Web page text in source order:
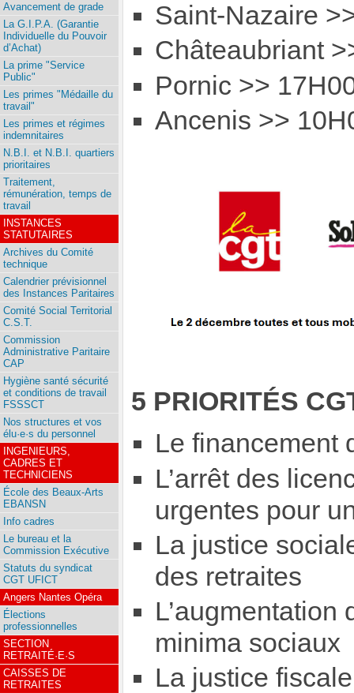
Saint-Nazaire
Châteaubriant
Pornic >>
Ancenis >>
5 PRIORITÉS
Le financement
L’arrêt des
urgentes pour
La justice
des retraites
minima sociaux
La justice fiscale
Avancement de grade
La G.I.P.A. (Garantie
Individuelle du Pouvoir
d’Achat)
La prime "Service
Public"
Les primes "Médaille du
travail"
Les primes et régimes
indemnitaires
N.B.I. et N.B.I. quartiers
prioritaires
Traitement,
rémunération, temps de
travail
INSTANCES
STATUTAIRES
Archives du Comité
technique
Calendrier prévisionnel
des Instances Paritaires
Comité Social Territorial
C.S.T.
Commission
Administrative Paritaire
CAP
Hygiène santé sécurité
et conditions de travail
FSSSCT
Nos structures et vos
élu·e·s du personnel
INGENIEURS,
CADRES ET
TECHNICIENS
École des Beaux-Arts
EBANSN
Info cadres
Le bureau et la
Commission Exécutive
Statuts du syndicat
CGT UFICT
Angers Nantes Opéra
Élections
professionnelles
SECTION
RETRAITÉ·E·S
CAISSES DE
RETRAITES